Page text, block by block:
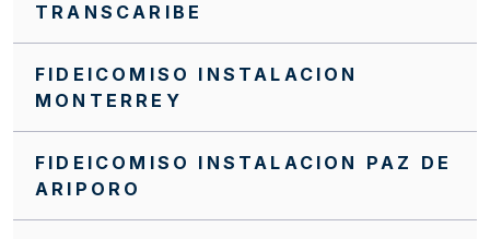
TRANSCARIBE
FIDEICOMISO INSTALACION
MONTERREY
FIDEICOMISO INSTALACION PAZ DE
ARIPORO